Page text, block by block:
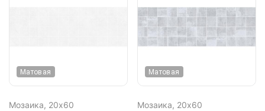
Матовая
Мозаика, 20х60
Матовая
Мозаика, 20х60